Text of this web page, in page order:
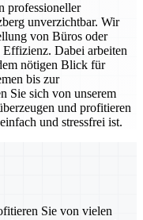
professioneller
unverzichtbar. Wir
von Büros oder
Dabei arbeiten
nötigen Blick für
bis zur
Sie sich von unserem
und profitieren
und stressfrei ist.
Sie von vielen